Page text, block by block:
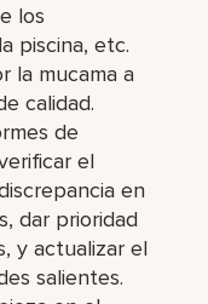
los
piscina, etc.
la mucama a
calidad.
de
el
en
dar prioridad
y actualizar el
salientes.